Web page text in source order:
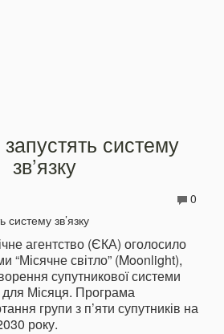
систему
зв’язку
0
агентство (ЄКА) оголосило
“Місячне світло” (Moonlight),
супутникової системи
для Місяця. Програма
групи з п’яти супутників на
року.